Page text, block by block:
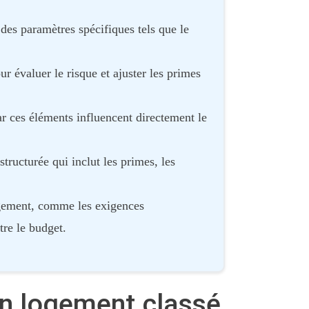
paramètres spécifiques tels que le
évaluer le risque et ajuster les primes
ces éléments influencent directement le
qui inclut les primes, les
comme les exigences
le budget.